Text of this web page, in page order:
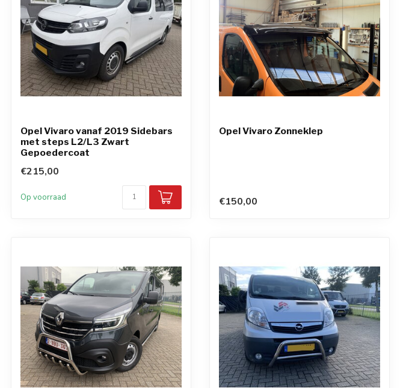
Opel Vivaro vanaf 2019 Sidebars
met steps L2/L3 Zwart
Gepoedercoat
€215,00
Op voorraad
Opel Vivaro Zonneklep
€150,00